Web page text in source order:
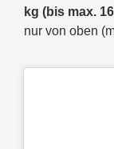
kg (bis max.
nur von oben